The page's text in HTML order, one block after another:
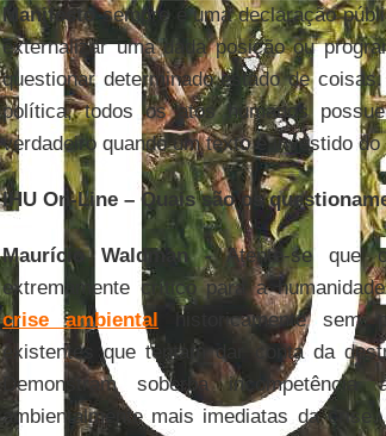
Manifestosempre é uma declaração
externalizar uma dada posição ou
questionar determinado estado de
política, todos os atos humanos
verdadeiro quando um texto é investido
IHU On-Line – Quais são os
Maurício Waldman -Atente-se que
extremamente crítico para a
crise ambiental historicamente sem
existentes que tentam dar conta da
Demonstram soberba
ambientalmente mais imediatas da